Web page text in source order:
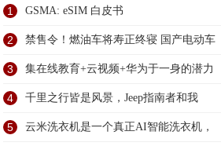
1 GSMA: eSIM 白皮书
2 禁售令！燃油车将寿正终寝 国产电动车
3 集在线教育+云视频+华为于一身的潜力
4 千里之行皆是风景，Jeep指南者和我
5 云米洗衣机是一个真正AI智能洗衣机，